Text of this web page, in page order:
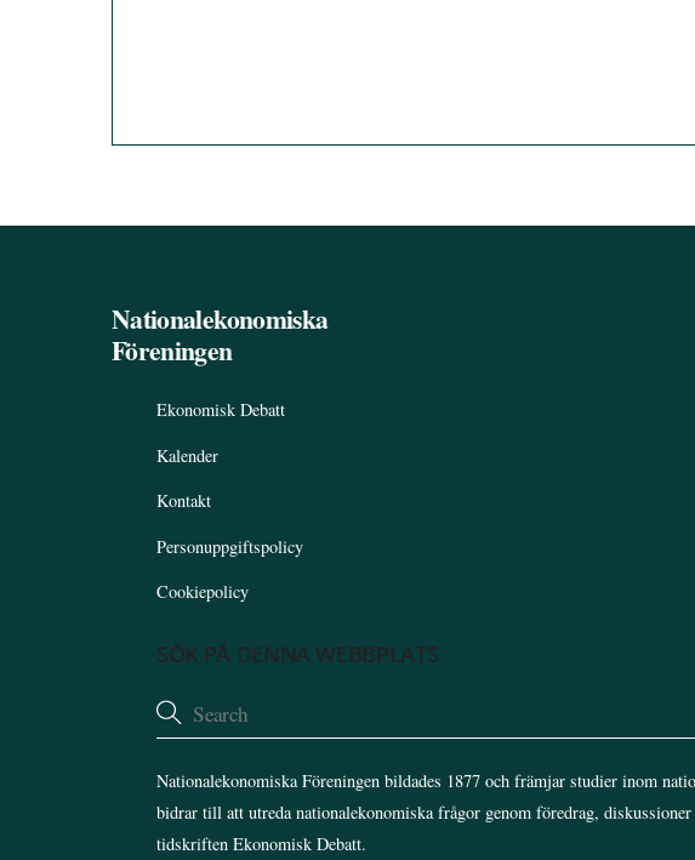
Nationalekonomiska
Föreningen
Ekonomisk Debatt
Kalender
Kontakt
Personuppgiftspolicy
Cookiepolicy
SÖK PÅ DENNA WEBBPLATS
Nationalekonomiska Föreningen bildades 1877 och främjar studier inom
bidrar till att utreda nationalekonomiska frågor genom föredrag,
tidskriften Ekonomisk Debatt.